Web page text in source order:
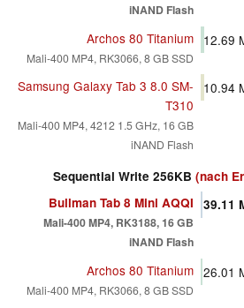
iNAND Flash
Archos 80 Titanium
Mali-400 MP4, RK3066, 8 GB SSD
12.69
Samsung Galaxy Tab 3 8.0 SM-
T310
Mali-400 MP4, 4212 1.5 GHz, 16 GB
iNAND Flash
10.94
Sequential Write 256KB (nach
Bullman Tab 8 Mini AQQI
Mali-400 MP4, RK3188, 16 GB
iNAND Flash
39.11
Archos 80 Titanium
Mali-400 MP4, RK3066, 8 GB SSD
26.01